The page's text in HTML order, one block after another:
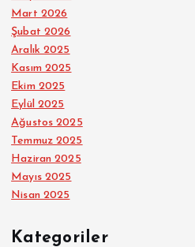
Mart 2026
Şubat 2026
Aralık 2025
Kasım 2025
Ekim 2025
Eylül 2025
Ağustos 2025
Temmuz 2025
Haziran 2025
Mayıs 2025
Nisan 2025
Kategoriler